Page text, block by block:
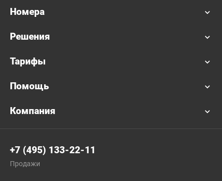
Номера
Решения
Тарифы
Помощь
Компания
+7 (495) 133-22-11
Продажи